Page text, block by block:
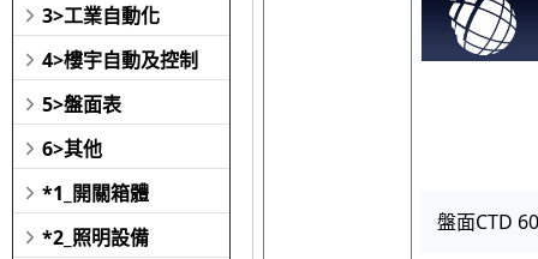
3>工業自動化
4>樓宇自動及控制
5>盤面表
6>其他
*1_開關箱體
*2_照明設備
盤面CTD